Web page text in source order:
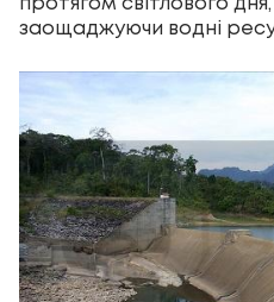
протягом світлового
заощаджуючи водні